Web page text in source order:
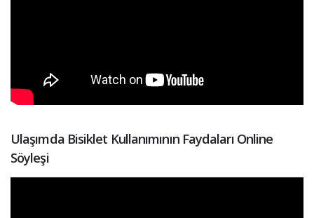
Ulaşımda Bisiklet Kullanımının Faydaları Online
Söyleşi